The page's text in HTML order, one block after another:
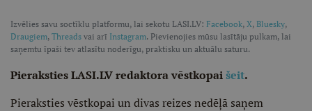
Izvēlies savu soctīklu platformu, lai sekotu LASI.LV: Facebook, X, Bluesky,
Draugiem, Threads vai arī Instagram. Pievienojies mūsu lasītāju pulkam, lai
saņemtu īpaši tev atlasītu noderīgu, praktisku un aktuālu saturu.
Pieraksties LASI.LV redaktora vēstkopaišeit.
Pieraksties vēstkopai un divas reizes nedēļā saņem